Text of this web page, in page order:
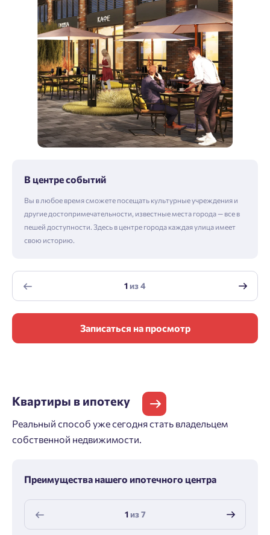
В центре событий
Вы в любое время сможете посещать культурные учреждения и
другие достопримечательности, известные места города — все в
пешей доступности. Здесь в центре города каждая улица имеет
свою историю.
1из4
Записаться на просмотр
Квартиры в ипотеку
Реальный способ уже сегодня стать владельцем
собственной недвижимости.
Преимущества нашего ипотечного центра
1из7